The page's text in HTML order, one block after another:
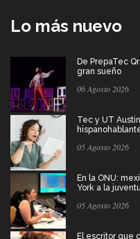
Lo más nuevo
De PrepaTec
gran sueño
06 Agosto 2026
Tec y UT
05 Agosto 2026
En la ONU:
York a la
05 Agosto 2026
El escritor que